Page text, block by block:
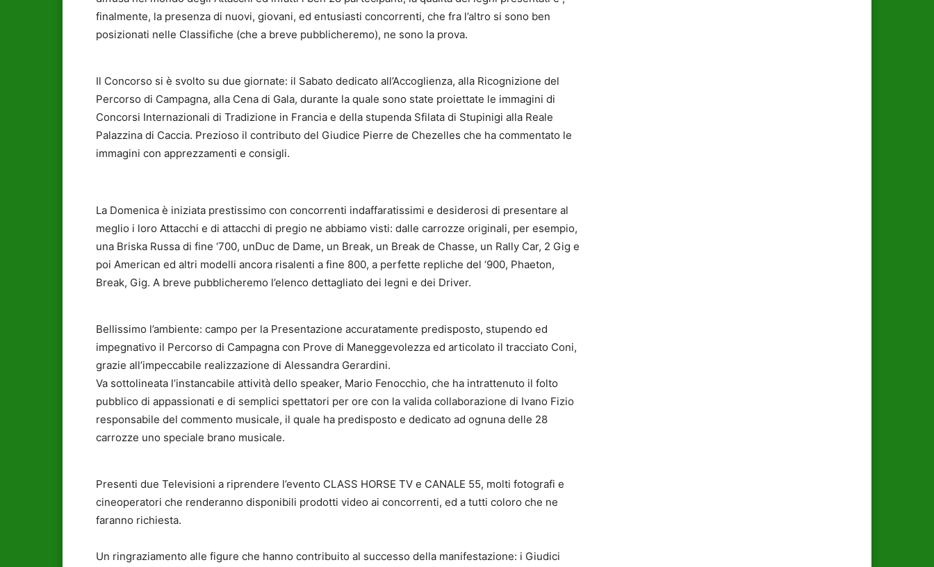
finalmente, la presenza di nuovi, giovani, ed entusiasti concorrenti, che fra l’altro si sono ben
posizionati nelle Classifiche (che a breve pubblicheremo), ne sono la prova.
Il Concorso si è svolto su due giornate: il Sabato dedicato all’Accoglienza, alla Ricognizione del
Percorso di Campagna, alla Cena di Gala, durante la quale sono state proiettate le immagini di
Concorsi Internazionali di Tradizione in Francia e della stupenda Sfilata di Stupinigi alla Reale
Palazzina di Caccia. Prezioso il contributo del Giudice Pierre de Chezelles che ha commentato le
immagini con apprezzamenti e consigli.
La Domenica è iniziata prestissimo con concorrenti indaffaratissimi e desiderosi di presentare al
meglio i loro Attacchi e di attacchi di pregio ne abbiamo visti: dalle carrozze originali, per esempio,
una Briska Russa di fine ‘700, unDuc de Dame, un Break, un Break de Chasse, un Rally Car, 2 Gig e
poi American ed altri modelli ancora risalenti a fine 800, a perfette repliche del ‘900, Phaeton,
Break, Gig. A breve pubblicheremo l’elenco dettagliato dei legni e dei Driver.
Bellissimo l’ambiente: campo per la Presentazione accuratamente predisposto, stupendo ed
impegnativo il Percorso di Campagna con Prove di Maneggevolezza ed articolato il tracciato Coni,
grazie all’impeccabile realizzazione di Alessandra Gerardini.
Va sottolineata l’instancabile attività dello speaker, Mario Fenocchio, che ha intrattenuto il folto
pubblico di appassionati e di semplici spettatori per ore con la valida collaborazione di Ivano Fizio
responsabile del commento musicale, il quale ha predisposto e dedicato ad ognuna delle 28
carrozze uno speciale brano musicale.
Presenti due Televisioni a riprendere l’evento CLASS HORSE TV e CANALE 55, molti fotografi e
cineoperatori che renderanno disponibili prodotti video ai concorrenti, ed a tutti coloro che ne
faranno richiesta.
Un ringraziamento alle figure che hanno contribuito al successo della manifestazione: i Giudici